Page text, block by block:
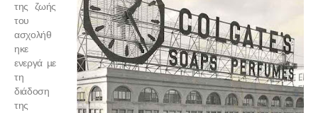
της ζωής
του
ασχολήθ
ηκε
ενεργά µε
τη
διάδοση
της